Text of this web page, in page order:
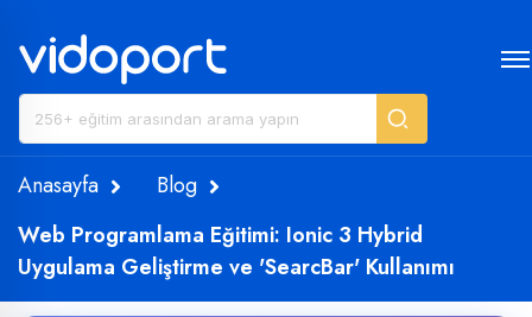
Anasayfa
Blog
Web Programlama Eğitimi: Ionic 3 Hybrid
Uygulama Geliştirme ve 'SearcBar' Kullanımı